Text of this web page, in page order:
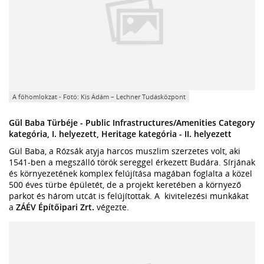
A főhomlokzat - Fotó: Kis Ádám – Lechner Tudásközpont
Gül Baba Türbéje - Public Infrastructures/Amenities Category
kategória, I. helyezett, Heritage kategória - II. helyezett
Gül Baba, a Rózsák atyja harcos muszlim szerzetes volt, aki
1541-ben a megszálló török sereggel érkezett Budára. Sírjának
és környezetének komplex felújítása magában foglalta a közel
500 éves türbe épületét, de a projekt keretében a környező
parkot és három utcát is felújítottak. A kivitelezési munkákat
a ZÁÉV Építőipari Zrt. végezte.